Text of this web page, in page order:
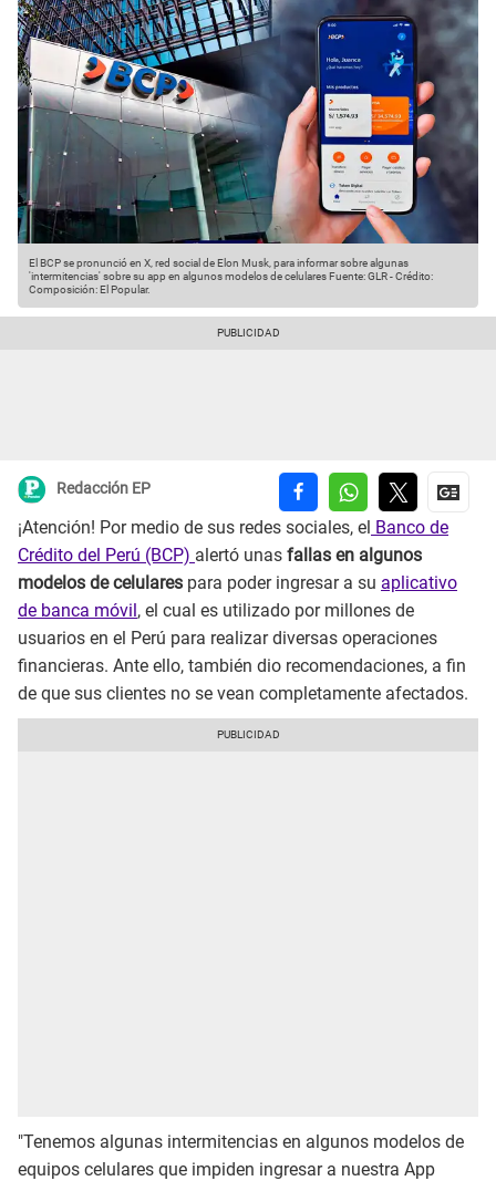
El BCP se pronunció en X, red social de Elon Musk, para informar sobre algunas
'intermitencias' sobre su app en algunos modelos de celularesFuente: GLR-Crédito:
Composición: El Popular.
Redacción EP
¡Atención! Por medio de sus redes sociales, el Banco de
Crédito del Perú (BCP) alertó unas fallas en algunos
modelos de celulares para poder ingresar a su aplicativo
de banca móvil , el cual es utilizado por millones de
usuarios en el Perú para realizar diversas operaciones
financieras. Ante ello, también dio recomendaciones, a fin
de que sus clientes no se vean completamente afectados.
"Tenemos algunas intermitencias en algunos modelos de
equipos celulares que impiden ingresar a nuestra App